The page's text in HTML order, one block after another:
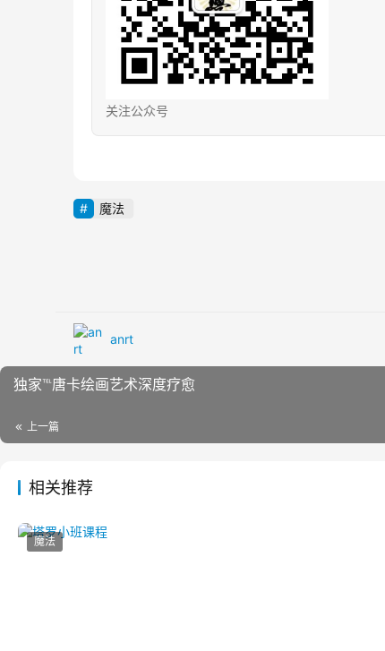
关注公众号
魔法
anrt
独家℡唐卡绘画艺术深度疗愈
上一篇
相关推荐
魔法